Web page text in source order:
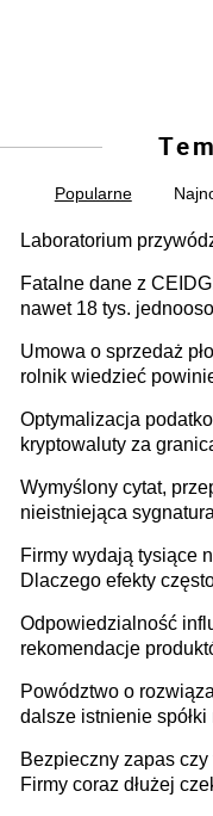
Popularne
Laboratorium
Fatalne dane z
nawet 18 tys.
Umowa o sprzedaż
rolnik wiedzieć
Optymalizacja
kryptowaluty za
Wymyślony cytat,
nieistniejąca
firmie
Firmy wydają tysiące
Dlaczego efekty
Odpowiedzialność
rekomendacje
Powództwo o
dalsze istnienie
Bezpieczny zapas
Firmy coraz dłużej